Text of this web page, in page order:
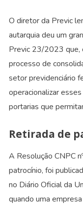
O diretor da Previc
autarquia deu um
Previc 23/2023 que,
processo de
setor previdenciário
operacionalizar
portarias que
Retirada de
A Resolução CNPC
patrocínio, foi
no Diário Oficial da
quando uma